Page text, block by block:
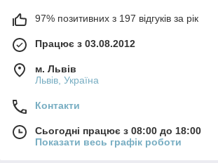
97% позитивних з 197 відгуків за рік
Працює з 03.08.2012
м. Львів
Львів, Україна
Контакти
Сьогодні працює з 08:00 до 18:00
Показати весь графік роботи